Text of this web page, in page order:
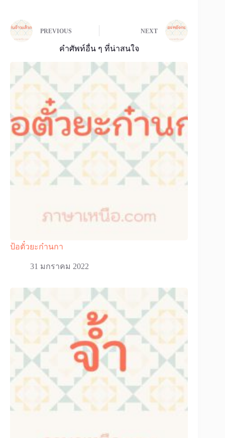
PREVIOUS NEXT
คำศัพท์อื่น ๆ ที่น่าสนใจ
ป้อตั๋วยะก๋านกา
31 มกราคม 2022